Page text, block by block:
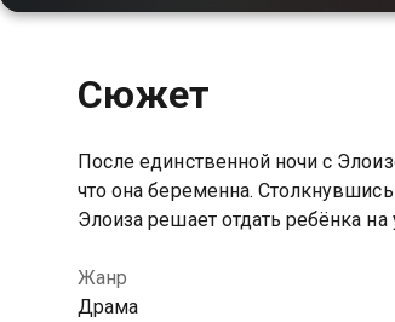
Сюжет
После единственной ночи с
что она беременна.
Элоиза решает отдать ребёнка
Жанр
Драма